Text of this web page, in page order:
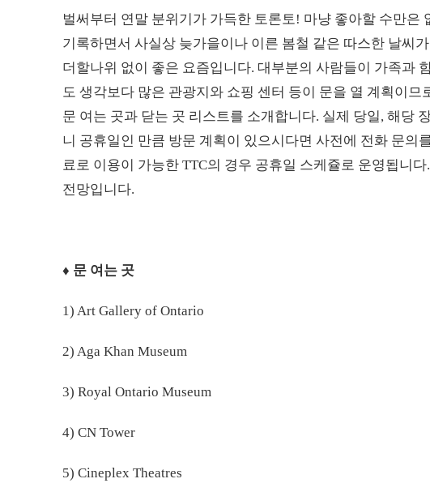
벌써부터 연말 분위기가 가득한 토론토! 마냥 좋아할 수만은
기록하면서 사실상 늦가을이나 이른 봄철 같은 따스한 날씨
더할나위 없이 좋은 요즘입니다. 대부분의 사람들이 가족과
도 생각보다 많은 관광지와 쇼핑 센터 등이 문을 열 계획이
문 여는 곳과 닫는 곳 리스트를 소개합니다. 실제 당일, 해당
니 공휴일인 만큼 방문 계획이 있으시다면 사전에 전화 문의
료로 이용이 가능한 TTC의 경우 공휴일 스케쥴로 운영됩니
전망입니다.
♦ 문 여는 곳
1) Art Gallery of Ontario
2) Aga Khan Museum
3) Royal Ontario Museum
4) CN Tower
5) Cineplex Theatres